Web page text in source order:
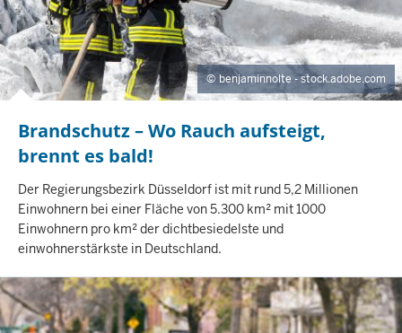
benjaminnolte - stock.adobe.com
Brandschutz – Wo Rauch aufsteigt,
brennt es bald!
I
N
H
L
S
S
E
Der Regierungsbezirk Düsseldorf ist mit rund 5,2 Millionen
Einwohnern bei einer Fläche von 5.300 km² mit 1000
Einwohnern pro km² der dichtbesiedelste und
einwohnerstärkste in Deutschland.